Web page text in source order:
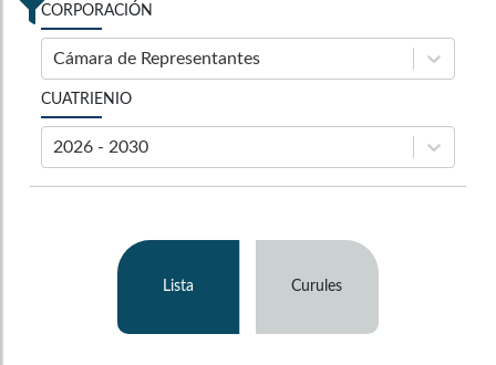
CORPORACIÓN
Cámara de Representantes
CUATRIENIO
2026 - 2030
Lista Curules